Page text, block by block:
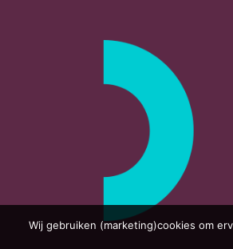
Wij gebruiken (marketing)cookies om